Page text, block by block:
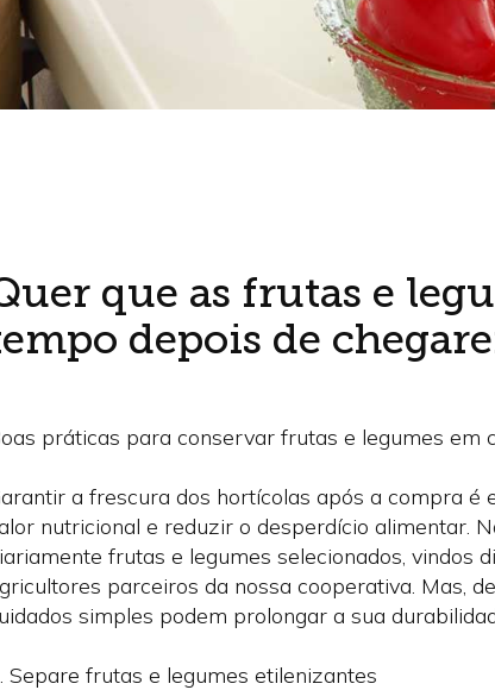
que as frutas e
depois de
práticas para conservar frutas e legumes em
a frescura dos hortícolas após a compra é
nutricional e reduzir o desperdício alimentar.
frutas e legumes selecionados, vindos
parceiros da nossa cooperativa. Mas,
simples podem prolongar a sua
Separe frutas e legumes etilenizantes